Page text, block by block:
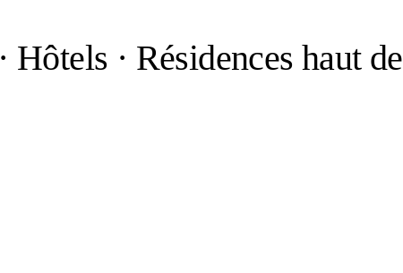
Hôtels · Résidences haut de